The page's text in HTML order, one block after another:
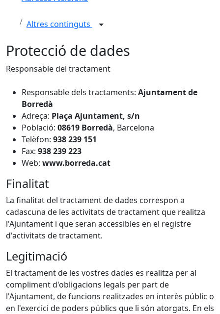
Altres continguts
Protecció de dades
Responsable del tractament
Responsable dels tractaments: Ajuntament de
Borredà
Adreça: Plaça Ajuntament, s/n
Població: 08619 Borredà, Barcelona
Telèfon: 938 239 151
Fax: 938 239 223
Web: www.borreda.cat
Finalitat
La finalitat del tractament de dades correspon a
cadascuna de les activitats de tractament que realitza
l'Ajuntament i que seran accessibles en el registre
d'activitats de tractament.
Legitimació
El tractament de les vostres dades es realitza per al
compliment d'obligacions legals per part de
l'Ajuntament, de funcions realitzades en interès públic o
en l'exercici de poders públics que li són atorgats. En els